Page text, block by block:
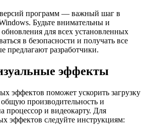
версий программ — важный шаг в
Будьте внимательны и
для всех установленных
в безопасности и получать все
предлагают разработчики.
эффекты
эффектов поможет ускорить загрузку
производительность и
процессор и видеокарту. Для
эффектов следуйте инструкциям: